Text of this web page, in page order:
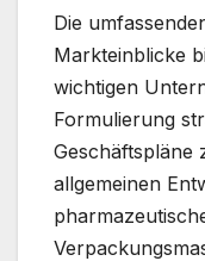
Die
Markteinblicke
wichtigen
Formulierung
Geschäftspläne
allgemeinen